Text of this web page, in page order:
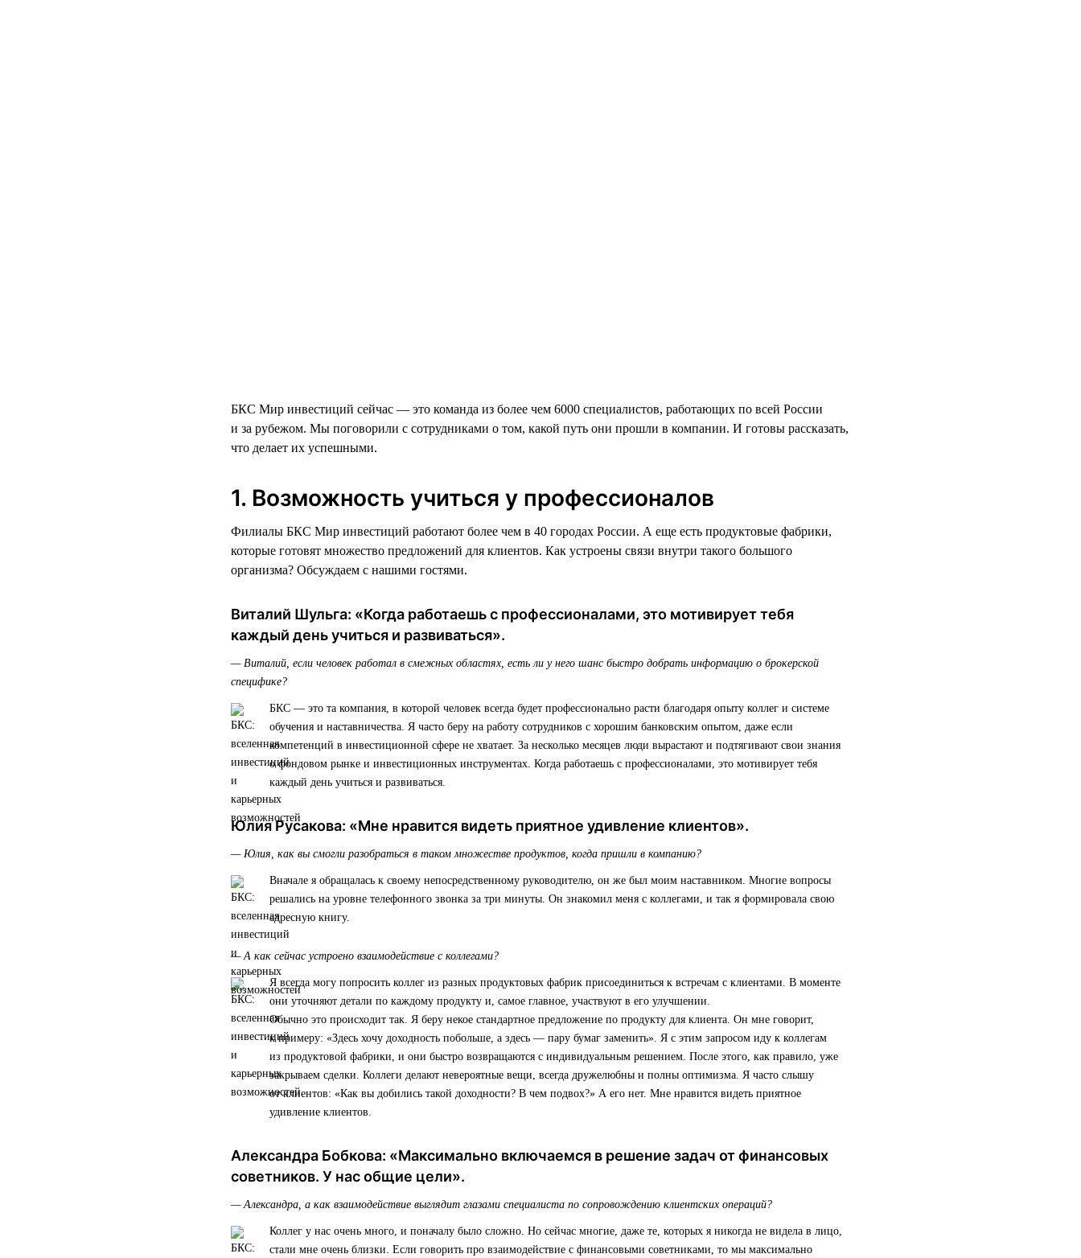
БКС Мир инвестиций сейчас — это команда из более чем 6000 специалистов, работающих по всей России
и за рубежом. Мы поговорили с сотрудниками о том, какой путь они прошли в компании. И готовы рассказать,
что делает их успешными.
1. Возможность учиться у профессионалов
Филиалы БКС Мир инвестиций работают более чем в 40 городах России. А еще есть продуктовые фабрики,
которые готовят множество предложений для клиентов. Как устроены связи внутри такого большого
организма? Обсуждаем с нашими гостями.
Виталий Шульга: «Когда работаешь с профессионалами, это мотивирует тебя
каждый день учиться и развиваться».
— Виталий, если человек работал в смежных областях, есть ли у него шанс быстро добрать информацию о брокерской
специфике?
БКС — это та компания, в которой человек всегда будет профессионально расти благодаря опыту коллег и системе
обучения и наставничества. Я часто беру на работу сотрудников с хорошим банковским опытом, даже если
компетенций в инвестиционной сфере не хватает. За несколько месяцев люди вырастают и подтягивают свои знания
о фондовом рынке и инвестиционных инструментах. Когда работаешь с профессионалами, это мотивирует тебя
каждый день учиться и развиваться.
Юлия Русакова: «Мне нравится видеть приятное удивление клиентов».
— Юлия, как вы смогли разобраться в таком множестве продуктов, когда пришли в компанию?
Вначале я обращалась к своему непосредственному руководителю, он же был моим наставником. Многие вопросы
решались на уровне телефонного звонка за три минуты. Он знакомил меня с коллегами, и так я формировала свою
адресную книгу.
— А как сейчас устроено взаимодействие с коллегами?
Я всегда могу попросить коллег из разных продуктовых фабрик присоединиться к встречам с клиентами. В моменте
они уточняют детали по каждому продукту и, самое главное, участвуют в его улучшении.
Обычно это происходит так. Я беру некое стандартное предложение по продукту для клиента. Он мне говорит,
к примеру: «Здесь хочу доходность побольше, а здесь — пару бумаг заменить». Я с этим запросом иду к коллегам
из продуктовой фабрики, и они быстро возвращаются с индивидуальным решением. После этого, как правило, уже
закрываем сделки. Коллеги делают невероятные вещи, всегда дружелюбны и полны оптимизма. Я часто слышу
от клиентов: «Как вы добились такой доходности? В чем подвох?» А его нет. Мне нравится видеть приятное
удивление клиентов.
Александра Бобкова: «Максимально включаемся в решение задач от финансовых
советников. У нас общие цели».
— Александра, а как взаимодействие выглядит глазами специалиста по сопровождению клиентских операций?
Коллег у нас очень много, и поначалу было сложно. Но сейчас многие, даже те, которых я никогда не видела в лицо,
стали мне очень близки. Если говорить про взаимодействие с финансовыми советниками, то мы максимально